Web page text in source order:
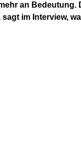
an
sagt im Interview,